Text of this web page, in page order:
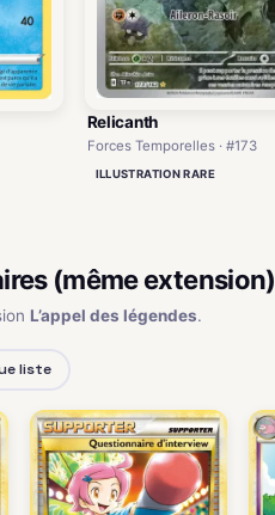
Relicanth
Forces Temporelles · #173
ILLUSTRATION RARE
(même extension)
L’appel des légendes.
liste